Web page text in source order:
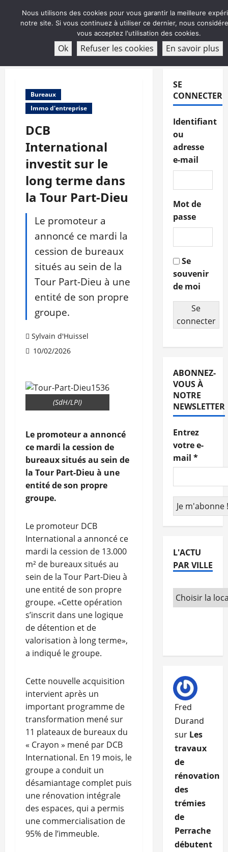
ABONNEMENT
Bureaux
Immo d'entreprise
DCB
International
investit sur le
long terme dans
la Tour Part-Dieu
Le promoteur a
annoncé ce mardi la
cession de bureaux
situés au sein de la
Tour Part-Dieu à une
entité de son propre
groupe.
Sylvain d'Huissel
10/02/2026
(SdH/LPI)
Le promoteur a annoncé
ce mardi la cession de
bureaux situés au sein de
la Tour Part-Dieu à une
entité de son propre
groupe.
Le promoteur DCB
International a annoncé ce
mardi la cession de 13.000
m² de bureaux situés au
sein de la Tour Part-Dieu à
une entité de son propre
groupe. «Cette opération
s’inscrit dans une logique
de détention et de
valorisation à long terme»,
a indiqué le groupe.
Cette nouvelle acquisition
intervient après un
important programme de
transformation mené sur
11 plateaux de bureaux du
« Crayon » mené par DCB
International. En 19 mois, le
groupe a conduit un
désamiantage complet puis
une rénovation intégrale
des espaces, qui a permis
une commercialisation de
95% de l’immeuble.
SE
CONNECTER
Identifiant
ou
adresse
e-mail
Mot de
passe
Se
souvenir
de moi
Se
connecter
ABONNEZ-
VOUS À
NOTRE
NEWSLETTER
Entrez
votre e-
mail *
L'ACTU
PAR VILLE
Fred
Durand
sur Les
travaux
de
rénovation
des
trémies
de
Perrache
débutent
Nous utilisons des cookies pour vous garantir la meilleure
notre site. Si vous continuez à utiliser ce dernier, nous
vous acceptez l'utilisation des cookies.
Ok Refuser les cookies En savoir plus